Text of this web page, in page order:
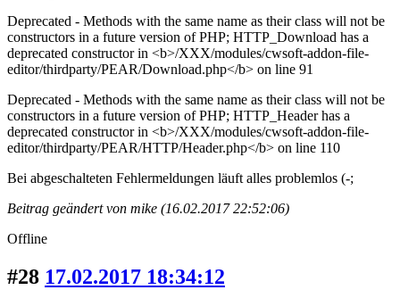
Deprecated - Methods with the same name as their class will not be
constructors in a future version of PHP; HTTP_Download has a
deprecated constructor in <b>/XXX/modules/cwsoft-addon-file-
editor/thirdparty/PEAR/Download.php</b> on line 91
Deprecated - Methods with the same name as their class will not be
constructors in a future version of PHP; HTTP_Header has a
deprecated constructor in <b>/XXX/modules/cwsoft-addon-file-
editor/thirdparty/PEAR/HTTP/Header.php</b> on line 110
Bei abgeschalteten Fehlermeldungen läuft alles problemlos (-;
Beitrag geändert von mike (16.02.2017 22:52:06)
Offline
#28 17.02.2017 18:34:12